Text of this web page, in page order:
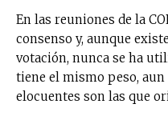
En las reuniones de la
consenso y, aunque
votación, nunca se ha
tiene el mismo peso,
elocuentes son las que